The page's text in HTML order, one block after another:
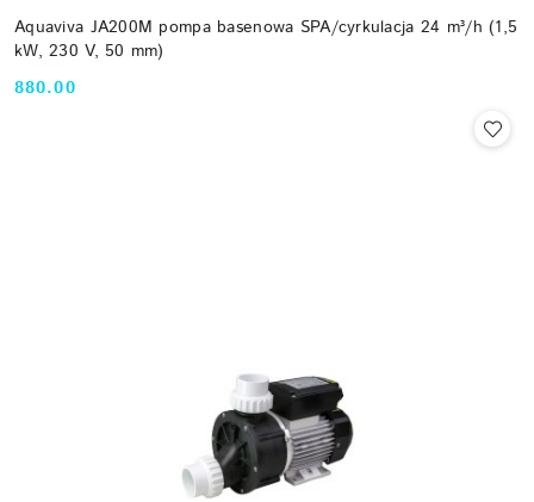
Aquaviva JA200M pompa basenowa SPA/cyrkulacja 24 m³/h (1,5
kW, 230 V, 50 mm)
Cena:
880.00